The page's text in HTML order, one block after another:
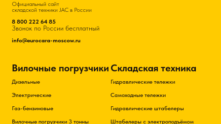
Официальный сайт
складской техники JAC в России
8 800 222 64 85
Звонок по России бесплатный
info@eurocara-moscow.ru
Вилочные погрузчики
Дизельные
Электрические
Газ-бензиновые
Вилочные погрузчики 3 тонны
Складская техника
Гидравлические тележки
Самоходные тележки
Гидравлические штабелеры
Штабелеры с электроподъёмом